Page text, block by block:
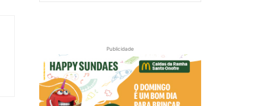
Publicidade